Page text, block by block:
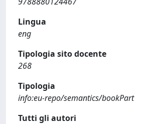
Lingua
eng
Tipologia sito docente
268
Tipologia
info:eu-repo/semantics/bookPart
Tutti gli autori